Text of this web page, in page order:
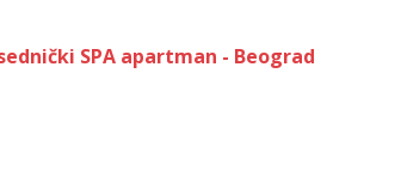
SPA apartman - Beograd